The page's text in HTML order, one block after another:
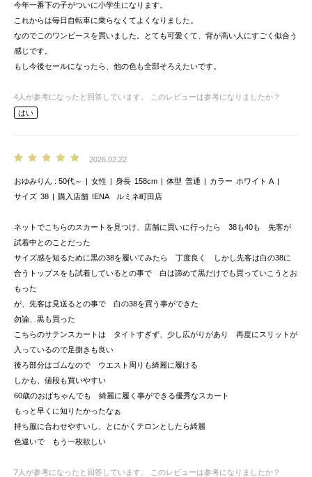
今年一番下の子がついに小学生になります。
これからは毎日自転車に乗らなくてよくなりました。
なのでこのワンピースを買いました。とても可愛くて、背が高い人にすごく似合う
感じです。
もし今後セールになったら、他の色も全部そろえたいです。
4 人が参考になったと回答しています。
このレビューは参考になりましたか？
はい
2026.02.22
おゆみりん 50代～ 女性 身長 158cm 体型 普通 カラー ホワイト A
サイズ 38 購入店舗 IENA ルミネ町田店
ネットでこちらのスカートを見つけ、店舗に買いに行ったら 38も40も 先客が
試着中とのことだった
サイズ感を知るために黒の38を履いてみたら 丁度良く しかし先客は白の38に
合うトップスをも試着しているとの事で 白は諦めて黒だけでも買っていこうとお
もった
が、先客は見送るとの事で 白の38を買う事ができた
勿論、黒も買った
こちらのサテンスカートは タイトすぎず、少し広がりがあり 再度にスリットが
入っているので足捌きも良い
後ろ部分はゴムなので ウエスト周りも綺麗に履ける
しかも、値段も買いやすい
60歳のおばちゃんでも 綺麗に履く事ができる優秀なスカート
もっと早くに知りたかったなぁ
持ち服に合わせやすいし、とにかくテロンとしたら綺麗
色違いで もう一枚欲しい
7 人が参考になったと回答しています。
このレビューは参考になりましたか？